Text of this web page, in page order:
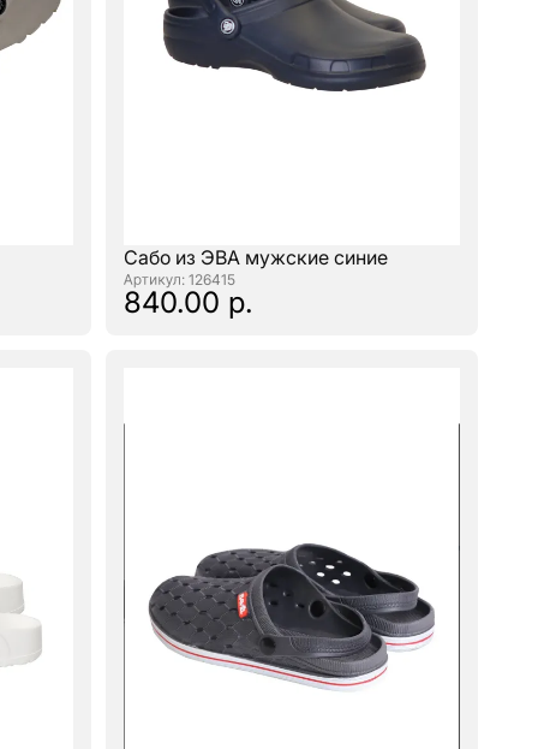
Сабо из ЭВА мужские синие
: 126415
840.00 р.